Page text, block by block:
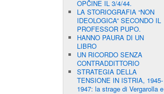
OPČINE IL 3/4/44.
LA STORIOGRAFIA “NON
IDEOLOGICA” SECONDO IL
PROFESSOR PUPO.
HANNO PAURA DI UN
LIBRO
UN RICORDO SENZA
CONTRADDITTORIO
STRATEGIA DELLA
TENSIONE IN ISTRIA, 1945-
1947: la strage di Vergarolla e